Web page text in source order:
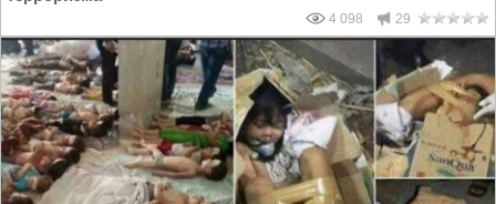
4 098 29